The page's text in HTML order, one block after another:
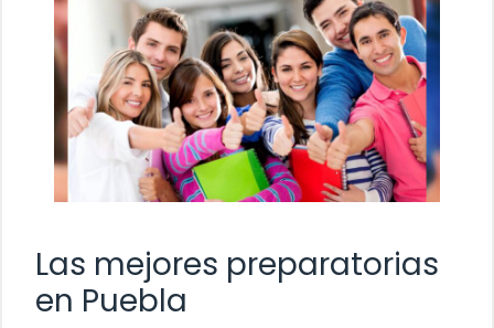
Las mejores preparatorias
en Puebla